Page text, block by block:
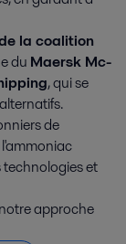
la coalition
du Maersk Mc-
, qui se
de
et
approche